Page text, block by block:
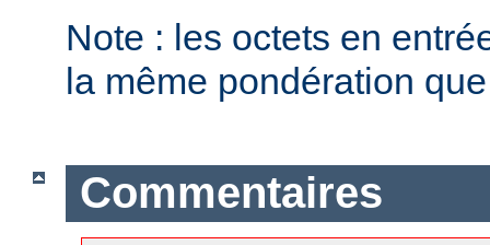
Note : les octets en
la même pondération
Commentaires